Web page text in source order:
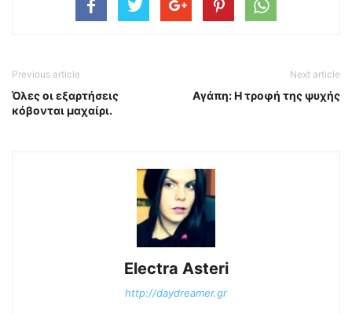
Previous article
Όλες οι εξαρτήσεις
κόβονται μαχαίρι.
Next article
Αγάπη: Η τροφή της ψυχής
Electra Asteri
http://daydreamer.gr